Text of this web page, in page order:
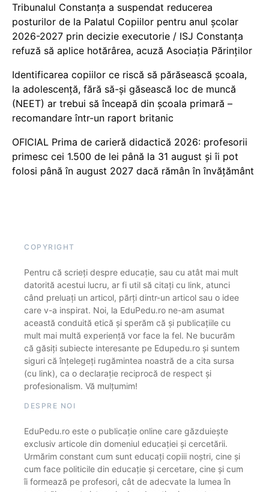
Tribunalul Constanța a suspendat reducerea
posturilor de la Palatul Copiilor pentru anul școlar
2026-2027 prin decizie executorie / ISJ Constanța
refuză să aplice hotărârea, acuză Asociația Părinților
Identificarea copiilor ce riscă să părăsească școala,
la adolescență, fără să-și găsească loc de muncă
(NEET) ar trebui să înceapă din școala primară –
recomandare într-un raport britanic
OFICIAL Prima de carieră didactică 2026: profesorii
primesc cei 1.500 de lei până la 31 august și îi pot
folosi până în august 2027 dacă rămân în învățământ
COPYRIGHT
Pentru că scrieți despre educație, sau cu atât mai mult
datorită acestui lucru, ar fi util să citați cu link, atunci
când preluați un articol, părți dintr-un articol sau o idee
care v-a inspirat. Noi, la EduPedu.ro ne-am asumat
această conduită etică și sperăm că și publicațiile cu
mult mai multă experiență vor face la fel. Ne bucurăm
că găsiți subiecte interesante pe Edupedu.ro și suntem
siguri că înțelegeți rugămintea noastră de a cita sursa
(cu link), ca o declarație reciprocă de respect și
profesionalism. Vă mulțumim!
DESPRE NOI
EduPedu.ro este o publicație online care găzduiește
exclusiv articole din domeniul educației și cercetării.
Urmărim constant cum sunt educați copiii noștri, cine și
cum face politicile din educație și cercetare, cine și cum
îi formează pe profesori, cât de adecvate la lumea în